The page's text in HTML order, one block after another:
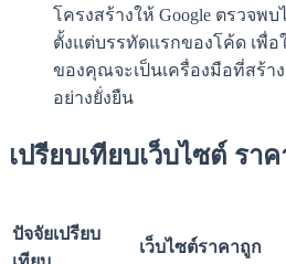
โครงสร้างให้ Google ตรวจพบ
ตั้งแต่บรรทัดแรกของโค้ด เพื่อ
ของคุณจะเป็นเครื่องมือที่สร้า
อย่างยั่งยืน
เปรียบเทียบเว็บไซต์ รา
ปัจจัยเปรียบ
เว็บไซต์ราคาถูก